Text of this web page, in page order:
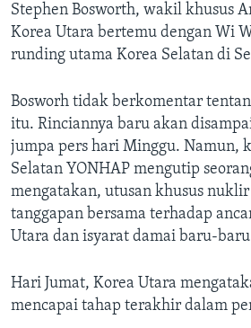
Bahasa-bahasa
Stephen Bosworth, wakil khusus
Korea Utara bertemu dengan Wi
runding utama Korea Selatan di
Bosworh tidak berkomentar
itu. Rinciannya baru akan
jumpa pers hari Minggu. Namun,
Selatan YONHAP mengutip
mengatakan, utusan khusus
tanggapan bersama terhadap
Utara dan isyarat damai baru-
Hari Jumat, Korea Utara
mencapai tahap terakhir dalam